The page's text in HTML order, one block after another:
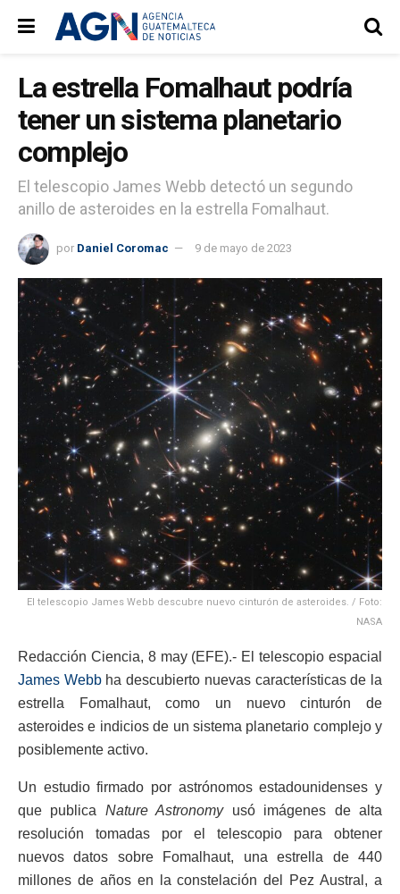
La estrella Fomalhaut podría
tener un sistema planetario
complejo
El telescopio James Webb detectó un segundo
anillo de asteroides en la estrella Fomalhaut.
por Daniel Coromac 9 de mayo de 2023
El telescopio James Webb descubre nuevo cinturón de asteroides. / Foto:
NASA
Redacción Ciencia, 8 may (EFE).- El telescopio espacial
James Webbha descubierto nuevas características de la
estrella Fomalhaut, como un nuevo cinturón de
asteroides e indicios de un sistema planetario complejo y
posiblemente activo.
Un estudio firmado por astrónomos estadounidenses y
que publica Nature Astronomyusó imágenes de alta
resolución tomadas por el telescopio para obtener
nuevos datos sobre Fomalhaut, una estrella de 440
millones de años en la constelación del Pez Austral, a